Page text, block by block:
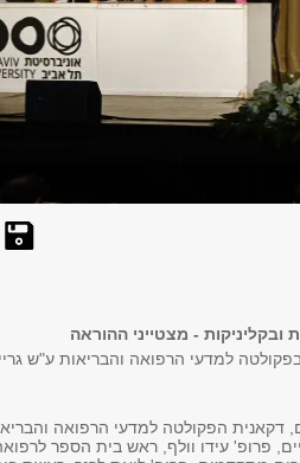
- מצטייני ההוראה
2025, התקיימה בפקולטה למדעי הרפואה והבריאות
דקאנית הפקולטה למדעי הרפואה
פרופ' עידו וולף, ראש בית הספר